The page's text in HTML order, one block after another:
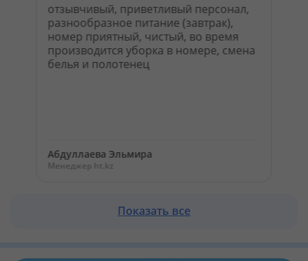
Загрузить приложение из Google Play
отзывчивый, приветливый персонал,
разнообразное питание (завтрак),
номер приятный, чистый, во время
производится уборка в номере, смена
белья и полотенец
Абдуллаева Эльмира
Менеджер ht.kz
Показать все